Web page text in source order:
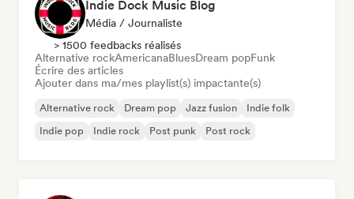
Indie Dock Music Blog
Média / Journaliste
> 1500 feedbacks réalisés
Alternative rockAmericanaBluesDream popFunk
Écrire des articles
Ajouter dans ma/mes playlist(s) impactante(s)
Alternative rock Dream pop Jazz fusion
Indie folk
Indie pop
Indie rock Post punk Post rock